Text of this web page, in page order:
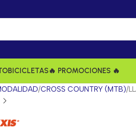
BICICLETAS🔥 PROMOCIONES 🔥
CROSS COUNTRY (MTB)